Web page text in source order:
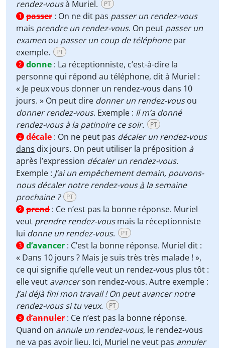
rendez-vousà Muriel. PT
1 passer : On ne dit pas passer un rendez-vous
mais prendre un rendez-vous. On peut passer un
examen ou passer un coup de téléphonepar
exemple.
PT
2 donne : La réceptionniste, c’est-à-dire la
personne qui répond au téléphone, dit à Muriel :
« Je peux vous donner un rendez-vous dans 10
jours. » On peut dire donner un rendez-vousou
donner rendez-vous. Exemple : Il m’a donné
rendez-vous à la patinoire ce soir.
PT
2 décale : On ne peut pas décaler un rendez-vous
dans dix jours. On peut utiliser la préposition à
après l’expression décaler un rendez-vous.
Exemple : J’ai un empêchement demain, pouvons-
nous décaler notre rendez-vousàla semaine
prochaine ?
PT
2 prend : Ce n’est pas la bonne réponse. Muriel
veut prendre rendez-vousmais la réceptionniste
lui donne un rendez-vous. PT
3 d’avancer : C’est la bonne réponse. Muriel dit :
« Dans 10 jours ? Mais je suis très très malade ! »,
ce qui signifie qu’elle veut un rendez-vous plus tôt :
elle veut avancerson rendez-vous. Autre exemple :
J’ai déjà fini mon travail ! On peut avancer notre
rendez-vous si tu veux.
PT
3 d’annuler : Ce n’est pas la bonne réponse.
Quand on annule un rendez-vous, le rendez-vous
ne va pas avoir lieu. Ici, Muriel ne veut pas annuler